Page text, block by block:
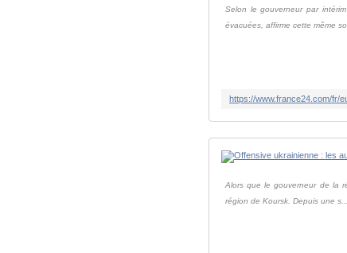
Selon le gouverneur par
évacuées, affirme cette même
Alors que le gouverneur de la
région de Koursk. Depuis une s...